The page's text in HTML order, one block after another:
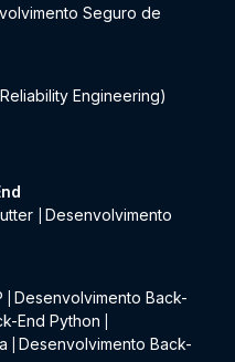
Seguro de
Engineering)
Desenvolvimento
Desenvolvimento Back-
End Python
Desenvolvimento Back-